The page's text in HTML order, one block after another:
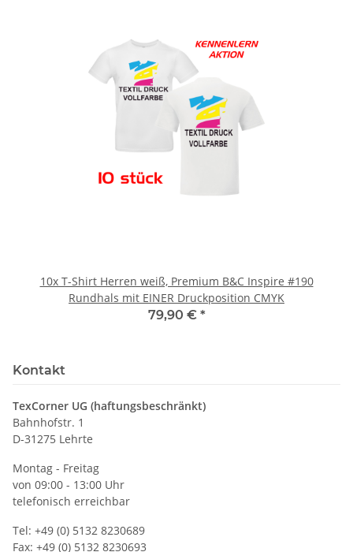
10x T-Shirt Herren weiß, Premium B&C Inspire #190
Rundhals mit EINER Druckposition CMYK
79,90 € *
Kontakt
TexCorner UG (haftungsbeschränkt)
Bahnhofstr. 1
D-31275 Lehrte
Montag - Freitag
von 09:00 - 13:00 Uhr
telefonisch erreichbar
Tel: +49 (0) 5132 8230689
Fax: +49 (0) 5132 8230693